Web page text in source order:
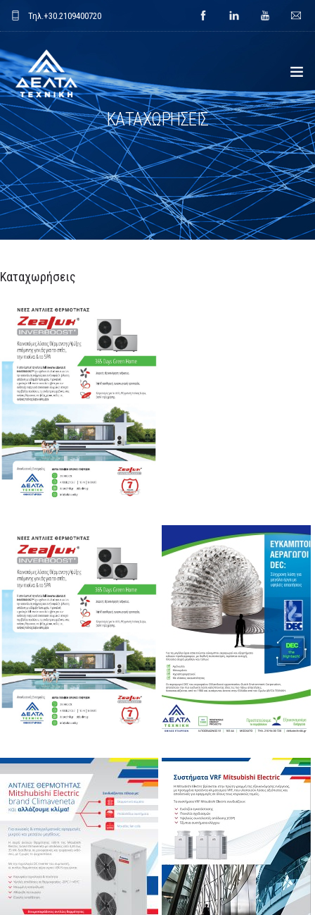
Τηλ.+30.2109400720
ΑΡΧΙΚΗ
ΕΤΑΙΡΕΙΑ
ΕΦΑΡΜΟΓΕΣ
ΕΝΔΕΙΚΤΙΚΑ ΕΡΓΑ
MEDIA
ΦΥΛΛΑΔΙΑ
ΕΥΚΑΙΡΙΕΣ ΕΡΓΑΣΙΑΣ
ΕΠΙΚΟΙΝΩΝΙΑ
E-SHOP
ΚΑΤΑΧΩΡΗΣΕΙΣ
Καταχωρήσεις